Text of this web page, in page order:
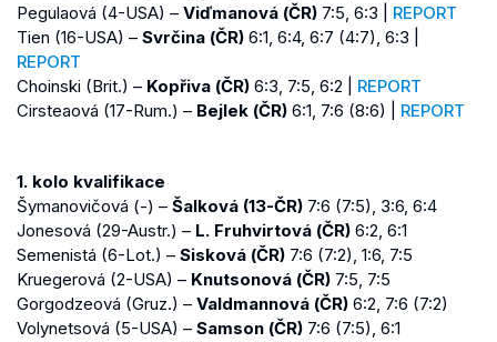
Pegulaová (4-USA) – Viďmanová (ČR) 7:5, 6:3 | REPORT
Tien (16-USA) – Svrčina (ČR) 6:1, 6:4, 6:7 (4:7), 6:3 |
REPORT
Choinski (Brit.) – Kopřiva (ČR) 6:3, 7:5, 6:2 | REPORT
Cirsteaová (17-Rum.) – Bejlek (ČR) 6:1, 7:6 (8:6) | REPORT
1. kolo kvalifikace
Šymanovičová (-) – Šalková (13-ČR) 7:6 (7:5), 3:6, 6:4
Jonesová (29-Austr.) – L. Fruhvirtová (ČR) 6:2, 6:1
Semenistá (6-Lot.) – Sisková (ČR) 7:6 (7:2), 1:6, 7:5
Kruegerová (2-USA) – Knutsonová (ČR) 7:5, 7:5
Gorgodzeová (Gruz.) – Valdmannová (ČR) 6:2, 7:6 (7:2)
Volynetsová (5-USA) – Samson (ČR) 7:6 (7:5), 6:1